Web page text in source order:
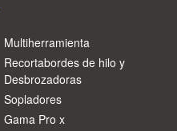
Multiherramienta
Recortabordes de hilo y
Desbrozadoras
Sopladores
Gama Pro x